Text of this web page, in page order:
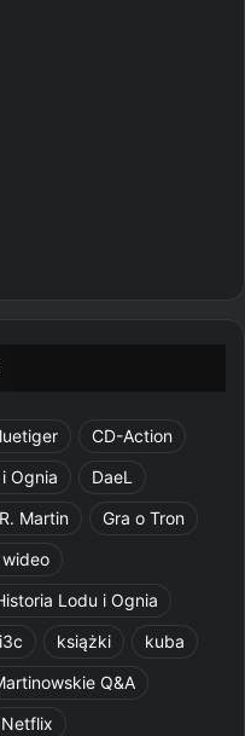
CD-Action
Ognia
DaeL
Martin
Gra o Tron
Lodu i Ognia
książki
kuba
Q&A
Netflix